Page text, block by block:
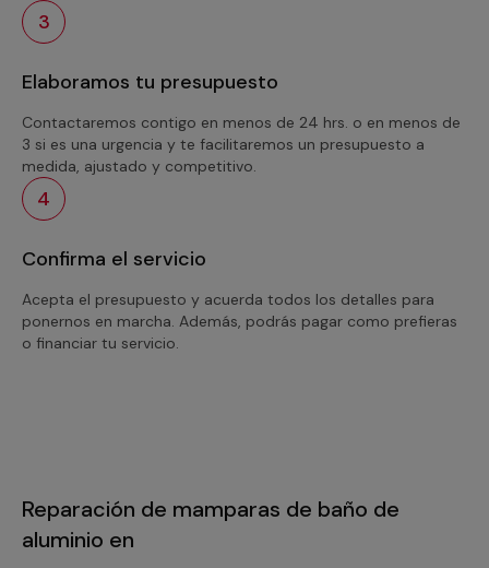
3
Elaboramos tu presupuesto
Contactaremos contigo en menos de 24 hrs. o en menos de
3 si es una urgencia y te facilitaremos un presupuesto a
medida, ajustado y competitivo.
4
Confirma el servicio
Acepta el presupuesto y acuerda todos los detalles para
ponernos en marcha. Además, podrás pagar como prefieras
o financiar tu servicio.
Reparación de mamparas de baño de
aluminio en